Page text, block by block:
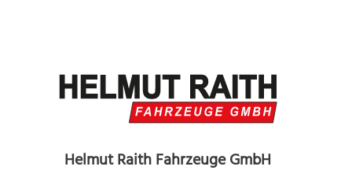
Helmut Raith Fahrzeuge GmbH